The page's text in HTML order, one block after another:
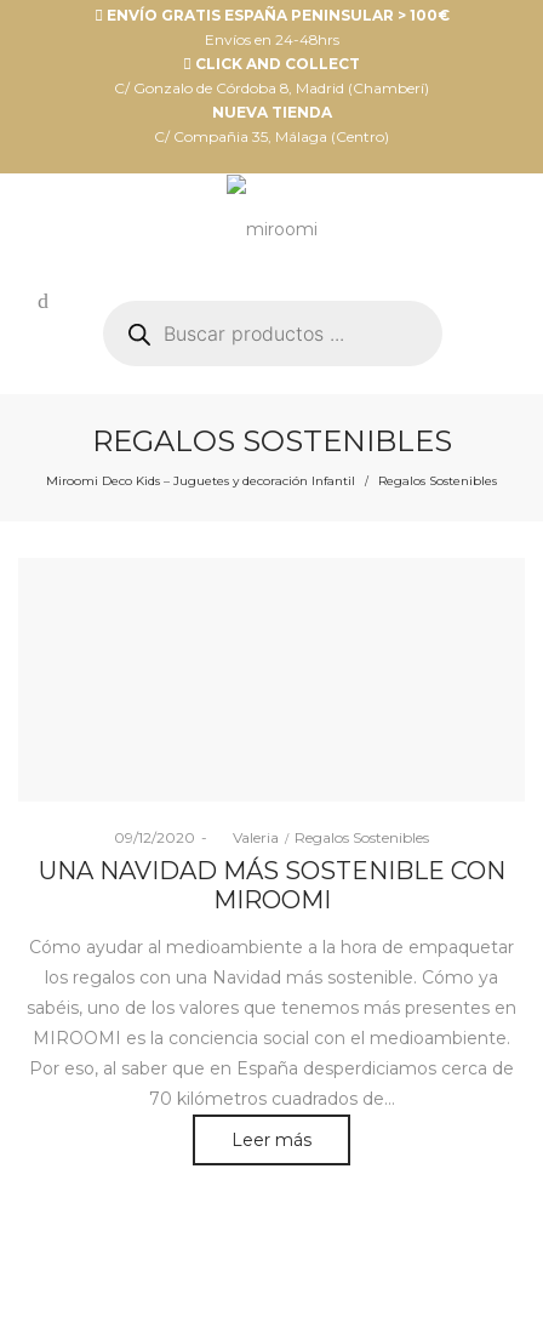
ENVÍO GRATIS ESPAÑA PENINSULAR > 100€
Envíos en 24-48hrs
CLICK AND COLLECT
C/ Gonzalo de Córdoba 8, Madrid (Chamberí)
NUEVA TIENDA
C/ Compañia 35, Málaga (Centro)
productos
REGALOS SOSTENIBLES
Miroomi Deco Kids – Juguetes y decoración Infantil / Regalos Sostenibles
Posted
on
09/12/2020 byValeria
Posted
in
Regalos Sostenibles
UNA NAVIDAD MÁS SOSTENIBLE CON
MIROOMI
Cómo ayudar al medioambiente a la hora de empaquetar
los regalos con una Navidad más sostenible. Cómo ya
sabéis, uno de los valores que tenemos más presentes en
MIROOMI es la conciencia social con el medioambiente.
Por eso, al saber que en España desperdiciamos cerca de
70 kilómetros cuadrados de…
Leer más